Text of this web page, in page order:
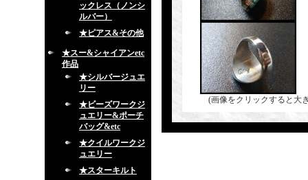
ックレス（ノンシ
ルバー）
★ピアス&その他
★スー&シャイアンetc
作品
★シルバージュエ
リー
★ビーズワークジ
ュエリー&ポーチ
バッグ&etc
★クイルワークジ
ュエリー
★スターキルト
(画像をクリックすると大